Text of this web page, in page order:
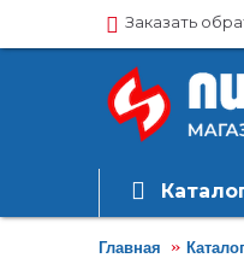
Заказать
Главная